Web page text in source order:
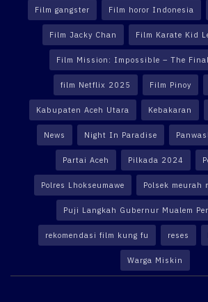
Film gangster Film horor Indonesia
Film Jacky Chan Film Karate Kid
Film Mission: Impossible – The
film Netflix 2025 Film Pinoy
Kabupaten Aceh Utara Kebakaran
News Night In Paradise
Partai Aceh Pilkada 2024
Polres Lhokseumawe Polsek meurah
Puji Langkah Gubernur Mualem
rekomendasi film kung fu reses
Warga Miskin